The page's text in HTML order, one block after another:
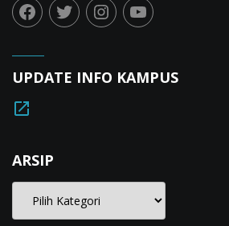
UPDATE INFO KAMPUS
ARSIP